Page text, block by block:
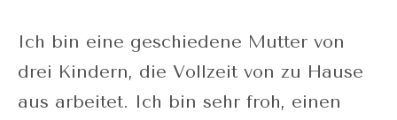
Ich bin eine geschiedene Mutter von
drei Kindern, die Vollzeit von zu Hause
aus arbeitet. Ich bin sehr froh, einen